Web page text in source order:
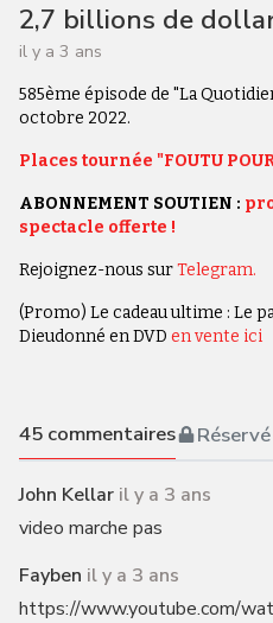
2,7 billions de
il y a 3 ans
585ème épisode de "La
octobre 2022.
Places tournée "FOUTU
ABONNEMENT SOUTIEN :
spectacle offerte !
Rejoignez-nous surTelegram.
(Promo) Le cadeau ultime : Le
Dieudonné en DVD en vente ici
45commentaires
John Kellar il y a 3 ans
video marche pas
Fayben il y a 3 ans
https://www.youtube.com/